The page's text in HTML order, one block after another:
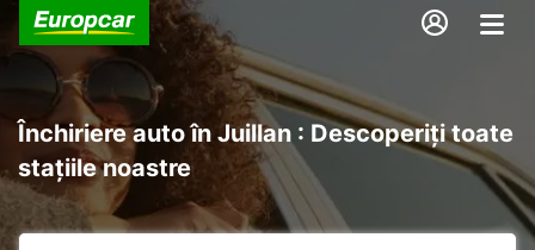
Închiriere auto în Juillan : Descoperiți toate
stațiile noastre